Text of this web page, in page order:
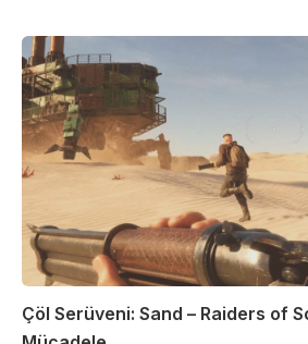
Çöl Serüveni: Sand – Raiders of